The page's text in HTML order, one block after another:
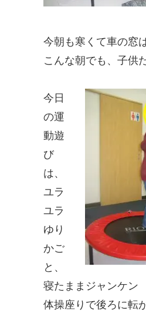
今朝も寒くて車の窓
こんな朝でも、子供
今日
の運
動遊
び
は、
ユラ
ユラ
ゆり
かご
と、
寝たままジャンケン
体操座りで後ろに転